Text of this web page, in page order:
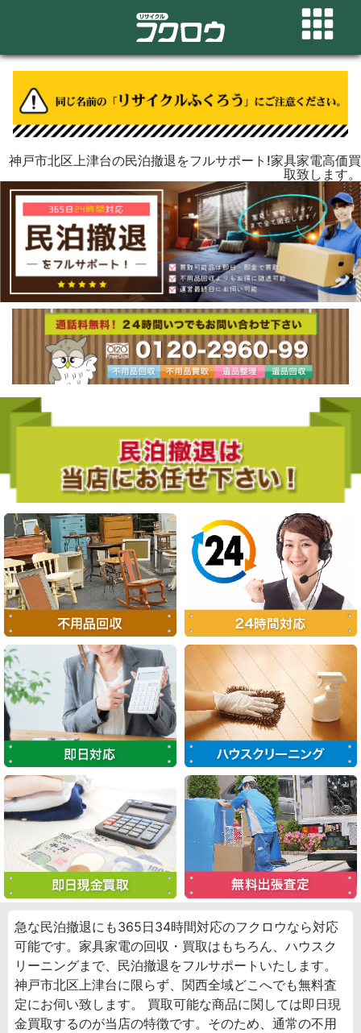
神戸市北区上津台の民泊撤退をフルサポート!家具家電高価買
取致します。
急な民泊撤退にも365日34時間対応のフクロウなら対応
可能です。家具家電の回収・買取はもちろん、ハウスク
リーニングまで、民泊撤退をフルサポートいたします。
神戸市北区上津台に限らず、関西全域どこへでも無料査
定にお伺い致します。 買取可能な商品に関しては即日現
金買取するのが当店の特徴です。そのため、通常の不用